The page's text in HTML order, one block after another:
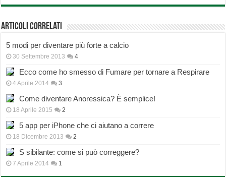
Articoli correlati
5 modi per diventare più forte a calcio
30 Settembre 2013 4
Ecco come ho smesso di Fumare per tornare a Respirare
4 Aprile 2014 3
Come diventare Anoressica? È semplice!
18 Aprile 2015 2
5 app per iPhone che ci aiutano a correre
18 Dicembre 2013 2
S sibilante: come si può correggere?
7 Aprile 2014 1